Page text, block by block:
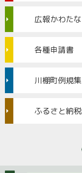
広報かわたな
各種申請書
川棚町例規集
ふるさと納税